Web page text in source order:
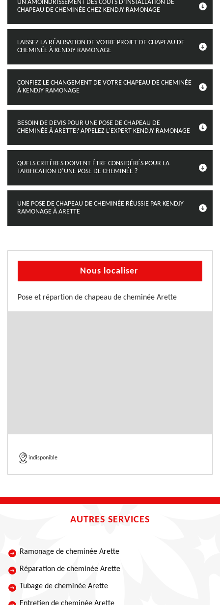
UN AMOINDRISSEMENT DES COÛTS D’INSTALLATION DE
CHAPEAU DE CHEMINÉE CHEZ KENDJY RAMONAGE
LAISSEZ LA RÉALISATION DE VOTRE PROJET DE CHAPEAU DE
CHEMINÉE À KENDJY RAMONAGE
CONFIEZ LE CHANGEMENT DE VOTRE CHAPEAU DE CHEMINÉE
À KENDJY RAMONAGE
BESOIN DE DEVIS POUR UNE POSE DE CHAPEAU DE
CHEMINÉE À ARETTE? APPELEZ L'EXPERT KENDJY RAMONAGE
QUELS CRITÈRES DOIVENT ÊTRE CONSIDÉRÉS POUR LA
TARIFICATION D’UNE POSE DE CHEMINÉE ?
UNE POSE DE CHAPEAU DE CHEMINÉE RÉUSSIE PAR KENDJY
RAMONAGE À ARETTE
Nous localiser
Pose et répartion de chapeau de cheminée Arette
indisponible
AUTRES SERVICES
Ramonage de cheminée Arette
Réparation de cheminée Arette
Tubage de cheminée Arette